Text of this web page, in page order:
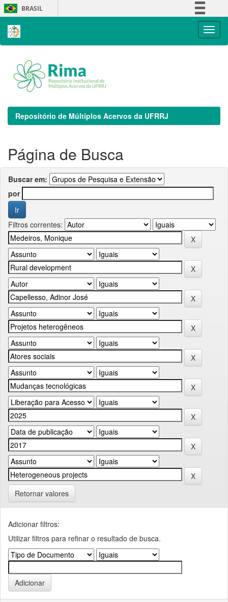
Skip
navigation
BRASIL
Repositório de Múltiplos Acervos da UFRRJ
Página de Busca
Buscar em:
por
Filtros correntes:
Retornar valores
Adicionar filtros:
Utilizar filtros para refinar o resultado de busca.